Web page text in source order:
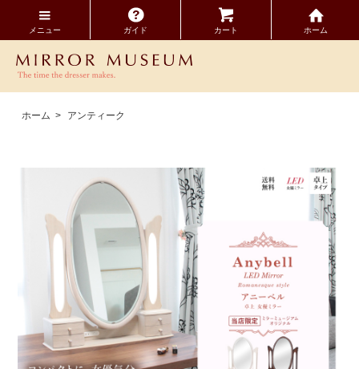
メニュー ガイド カート ホーム
ホーム > アンティーク